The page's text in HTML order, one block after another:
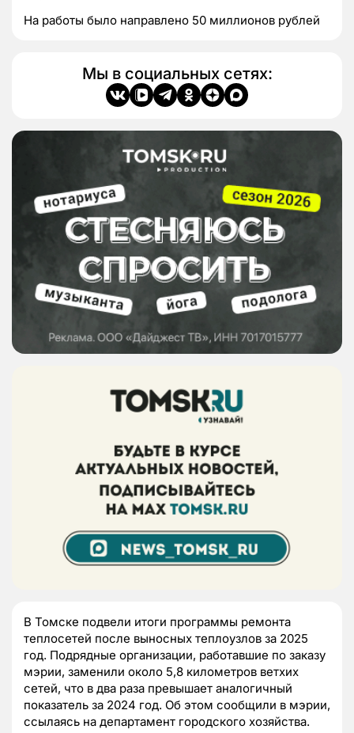
На работы было направлено 50 миллионов рублей
Мы в социальных сетях:
В Томске подвели итоги программы ремонта
теплосетей после выносных теплоузлов за 2025
год. Подрядные организации, работавшие по заказу
мэрии, заменили около 5,8 километров ветхих
сетей, что в два раза превышает аналогичный
показатель за 2024 год. Об этом сообщили в мэрии,
ссылаясь на департамент городского хозяйства.